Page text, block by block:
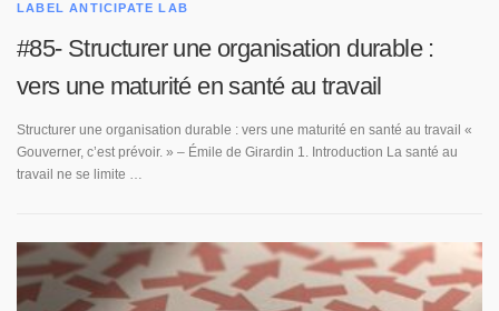
LABEL ANTICIPATE LAB
#85- Structurer une organisation durable :
vers une maturité en santé au travail
Structurer une organisation durable : vers une maturité en santé au travail «
Gouverner, c’est prévoir. » – Émile de Girardin 1. Introduction La santé au
travail ne se limite …